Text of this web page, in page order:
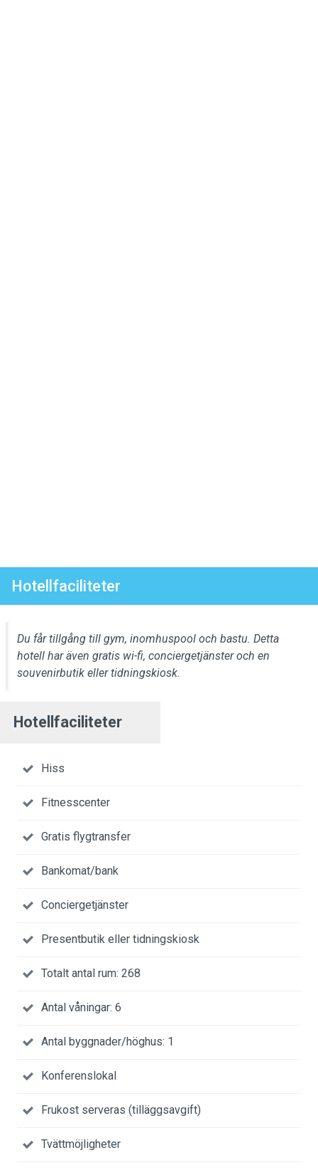
Hotellfaciliteter
Du får tillgång till gym, inomhuspool och bastu. Detta
hotell har även gratis wi-fi, conciergetjänster och en
souvenirbutik eller tidningskiosk.
Hotellfaciliteter
Hiss
Fitnesscenter
Gratis flygtransfer
Bankomat/bank
Conciergetjänster
Presentbutik eller tidningskiosk
Totalt antal rum: 268
Antal våningar: 6
Antal byggnader/höghus: 1
Konferenslokal
Frukost serveras (tilläggsavgift)
Tvättmöjligheter